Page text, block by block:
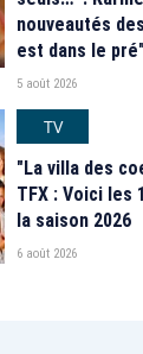
nouveautés
est dans le
5 août 2026
TV
"La villa des
TFX : Voici les
la saison 2026
6 août 2026